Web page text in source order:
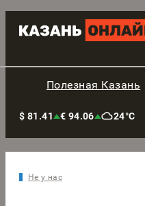
Полезная Казань
$ 81.41 € 94.06 24°C
Не у нас